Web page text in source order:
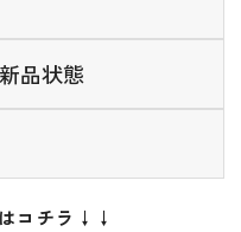
品状態
コチラ↓↓